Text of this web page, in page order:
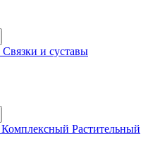
Связки и суставы
Комплексный Растительный